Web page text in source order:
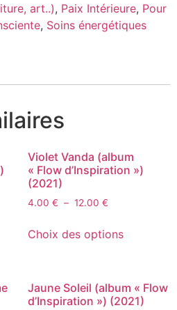
art..), Paix Intérieure, Pour
, Soins énergétiques
Violet Vanda (album
« Flow d’Inspiration »)
(2021)
4.00 € – 12.00 €
Choix des options
Jaune Soleil (album « Flow
d’Inspiration ») (2021)